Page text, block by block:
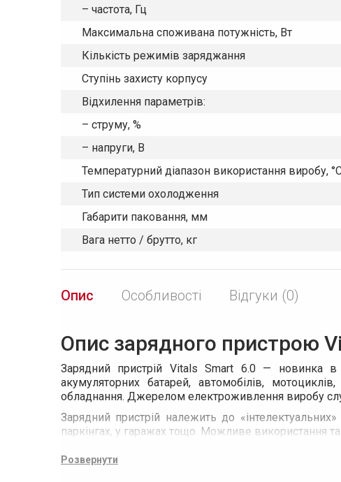
– частота, Гц
Максимальна споживана потужність, Вт
Кількість режимів заряджання
Ступінь захисту корпусу
Відхилення параметрів:
– струму, %
– напруги, В
Температурний діапазон використання виробу,
Тип системи охолодження
Габарити паковання, мм
Вага нетто / брутто, кг
Опис Особливості Відгуки (0)
Опис зарядного пристрою
Зарядний пристрій Vitals Smart 6.0 — новинка в
акумуляторних батарей, автомобілів,
обладнання. Джерелом електроживлення виробу
Зарядний пристрій належить до
паркінгах, у гаражах тощо. Можливе використання
Виріб виконаний одним електронним інверторним
подовжити строк її служби.
Розвернути